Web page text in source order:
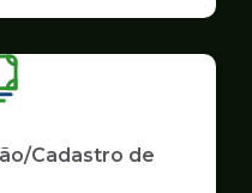
Cadastro de